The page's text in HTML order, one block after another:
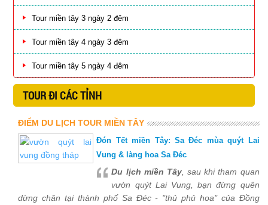
Tour miền tây 3 ngày 2 đêm
Tour miền tây 4 ngày 3 đêm
Tour miền tây 5 ngày 4 đêm
TOUR ĐI CÁC TỈNH
ĐIỂM DU LỊCH TOUR MIỀN TÂY
Đón Tết miền Tây: Sa Đéc mùa quýt Lai
Vung & làng hoa Sa Đéc
Du lịch miền Tây, sau khi tham quan
vườn quýt Lai Vung, bạn đừng quên
dừng chân tại thành phố Sa Đéc - "thủ phủ hoa" của Đồng